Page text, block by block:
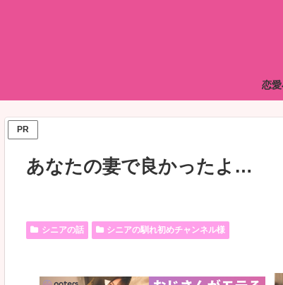
恋
PR
あなたの妻で良かったよ…
シニアの話 シニアの馴れ初めチャンネル様